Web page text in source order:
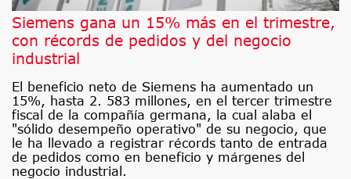
Siemens gana un 15% más en el trimestre,
con récords de pedidos y del negocio
industrial
El beneficio neto de Siemens ha aumentado un
15%, hasta 2. 583 millones, en el tercer trimestre
fiscal de la compañía germana, la cual alaba el
"sólido desempeño operativo" de su negocio, que
le ha llevado a registrar récords tanto de entrada
de pedidos como en beneficio y márgenes del
negocio industrial.